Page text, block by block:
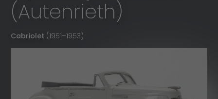
(Autenrieth)
Cabriolet (1951–1953)